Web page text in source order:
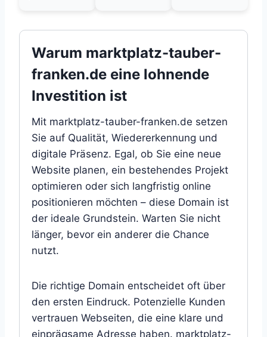
Warum marktplatz-tauber-
franken.de eine lohnende
Investition ist
Mit marktplatz-tauber-franken.de setzen
Sie auf Qualität, Wiedererkennung und
digitale Präsenz. Egal, ob Sie eine neue
Website planen, ein bestehendes Projekt
optimieren oder sich langfristig online
positionieren möchten – diese Domain ist
der ideale Grundstein. Warten Sie nicht
länger, bevor ein anderer die Chance
nutzt.
Die richtige Domain entscheidet oft über
den ersten Eindruck. Potenzielle Kunden
vertrauen Webseiten, die eine klare und
einprägsame Adresse haben. marktplatz-